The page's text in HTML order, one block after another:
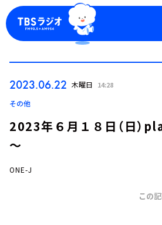
2023.06.22 木曜日 14:28
その他
2023年６月１８日（日）
～
ONE-J
この